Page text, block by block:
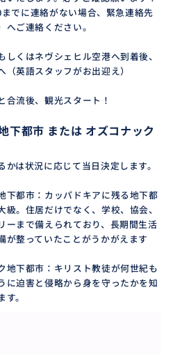
でに連絡がない場合、緊急連絡先
へご連絡ください。
しくはネヴシェヒル空港へ到着後、
（英語スタッフがお出迎え）
合流後、観光スタート！
下都市 または オズコナック
かは状況に応じて当日決定します。
下都市：カッパドキアに残る地下都
級。住居だけでなく、学校、協会、
ーまで備えられており、長期間生活
が整っていたことがうかがえます
地下都市：キリスト教徒が何世紀も
に迫害と侵略から身を守ったかを知
す。